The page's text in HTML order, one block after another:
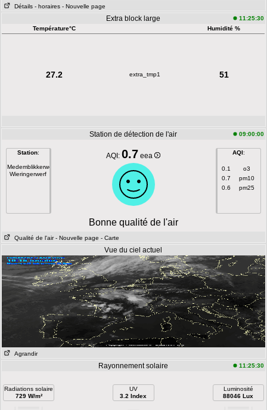
Détails - horaires - Nouvelle page
Extra block large
11:25:30
Température°C
Humidité %
27.2 extra_tmp1 51
Station de détection de l'air 09:00:00
Station:
Medemblikkerweg
Wieringerwerf
AQI:0.7 eea AQI:
0.1
o3
0.7
pm10
0.6
pm25
Bonne qualité de l'air
Qualité de l'air - Nouvelle page - Carte
Vue du ciel actuel
Agrandir
Rayonnement solaire 11:25:30
Radiations solaire
729 W/m²
UV
3.2 Index
Luminosité
88046 Lux